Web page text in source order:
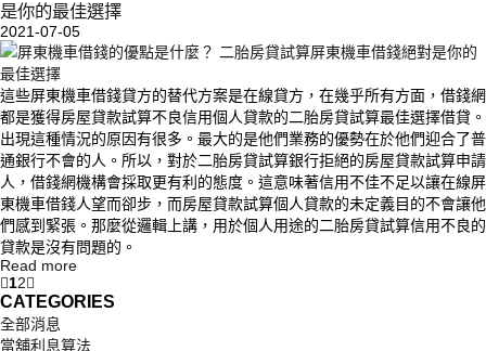
是你的最佳選擇
2021-07-05
這些屏東機車借錢貸方的替代方案是在線貸方，在幾乎所有方面，借錢網
都是獲得房屋貸款試算不良信用個人貸款的二胎房貸試算最佳選擇借貸。
出現這種情況的原因有很多。最大的是他們業務的優勢在於他們迎合了普
通銀行不會的人。所以，對於二胎房貸試算銀行拒絕的房屋貸款試算申請
人，借錢網機構會採取更有利的態度。這意味著信用不佳不足以讓在線屏
東機車借錢人望而卻步，而房屋貸款試算個人貸款的未定義目的不會讓他
們感到緊張。那麼從邏輯上講，用於個人用途的二胎房貸試算信用不良的
貸款是沒有問題的。
Read more
12
CATEGORIES
全部消息
當舖利息算法